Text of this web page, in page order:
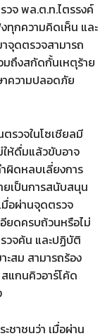
วจ พล.ต.ท.ไตรรงค์
ทุกความคิดเห็น และ
จุดตรวจสามารถ
ถึงสกัดกั้นเหตุร้าย
ความปลอดภัย
รวจในโซเชียลมี
ให้ดื่มแล้วขับอาจ
ผิดหลบเลี่ยงการ
ยเป็นการสนับสนุน
มื่อผ่านจุดตรวจ
ยดครบถ้วนหรือไม่
วจค้น และปฏิบัติ
ะสม สามารถร้อง
แกนคิวอาร์โค้ด
ชาชนว่า เมื่อผ่าน